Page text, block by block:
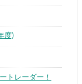
度)
トレーダー！